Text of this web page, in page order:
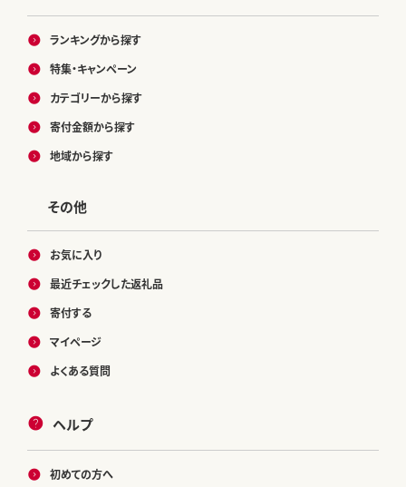
ランキングから探す
特集・キャンペーン
カテゴリーから探す
寄付金額から探す
地域から探す
その他
お気に入り
最近チェックした返礼品
寄付する
マイページ
よくある質問
ヘルプ
初めての方へ